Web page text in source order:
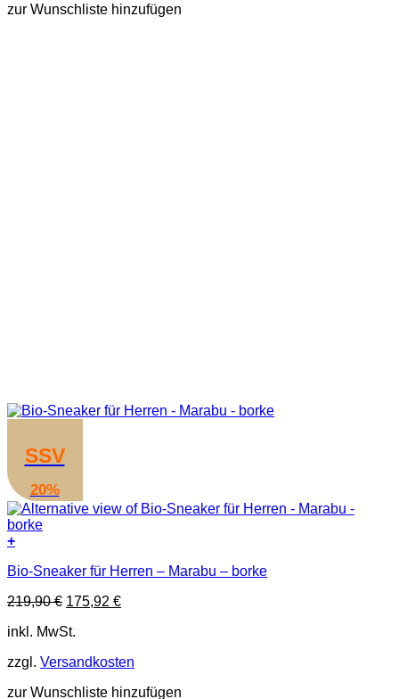
zur Wunschliste hinzufügen
SSV
20%
+
Produkt
mehrere
auf.
Optionen
können
Bio-Sneaker für Herren – Marabu – borke
219,90€ Ursprünglicher
war:
175,92 €Aktueller
inkl. MwSt.
zzgl. Versandkosten
zur Wunschliste hinzufügen